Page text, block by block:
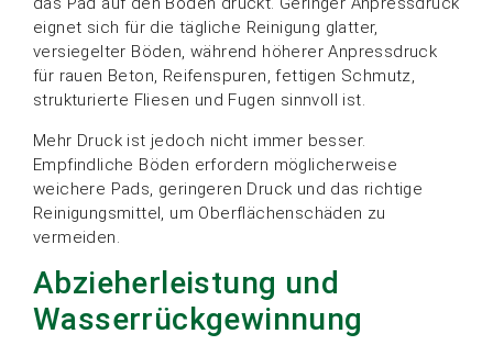
eignet sich für die tägliche Reinigung glatter,
versiegelter Böden, während höherer Anpressdruck
für rauen Beton, Reifenspuren, fettigen Schmutz,
strukturierte Fliesen und Fugen sinnvoll ist.
Mehr Druck ist jedoch nicht immer besser.
Empfindliche Böden erfordern möglicherweise
weichere Pads, geringeren Druck und das richtige
Reinigungsmittel, um Oberflächenschäden zu
vermeiden.
Abzieherleistung und
Wasserrückgewinnung